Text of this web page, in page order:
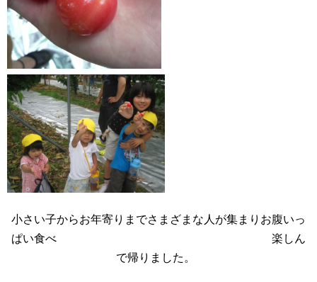
小さい子からお年寄りまでさまざまな人が集まりお腹いっ
ぱい食べ 楽しん
で帰りました。